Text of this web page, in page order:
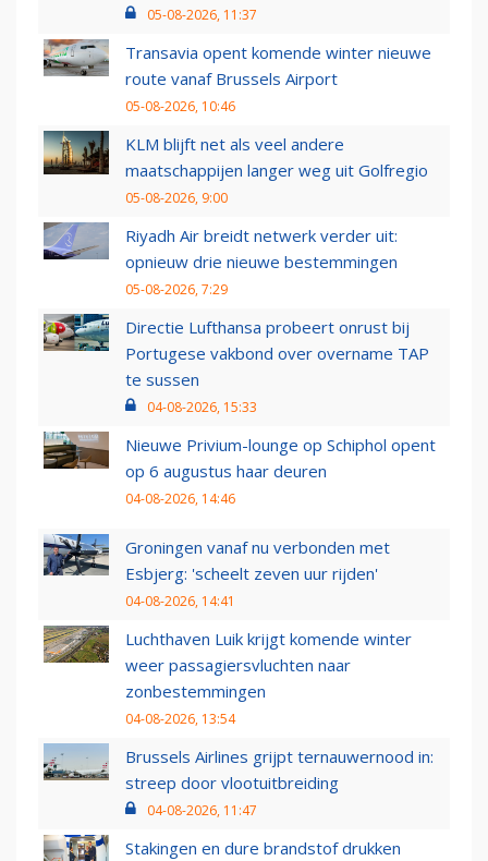
05-08-2026, 11:37
Transavia opent komende winter nieuwe
route vanaf Brussels Airport
05-08-2026, 10:46
KLM blijft net als veel andere
maatschappijen langer weg uit Golfregio
05-08-2026, 9:00
Riyadh Air breidt netwerk verder uit:
opnieuw drie nieuwe bestemmingen
05-08-2026, 7:29
Directie Lufthansa probeert onrust bij
Portugese vakbond over overname TAP
te sussen
04-08-2026, 15:33
Nieuwe Privium-lounge op Schiphol opent
op 6 augustus haar deuren
04-08-2026, 14:46
Groningen vanaf nu verbonden met
Esbjerg: 'scheelt zeven uur rijden'
04-08-2026, 14:41
Luchthaven Luik krijgt komende winter
weer passagiersvluchten naar
zonbestemmingen
04-08-2026, 13:54
Brussels Airlines grijpt ternauwernood in:
streep door vlootuitbreiding
04-08-2026, 11:47
Stakingen en dure brandstof drukken